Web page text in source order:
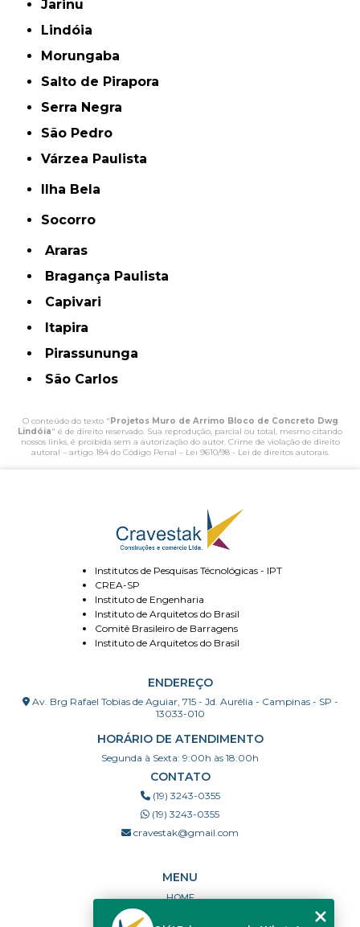
Jarinu
Lindóia
Morungaba
Salto de Pirapora
Serra Negra
São Pedro
Várzea Paulista
Ilha Bela
Socorro
Araras
Bragança Paulista
Capivari
Itapira
Pirassununga
São Carlos
O conteúdo do texto " Projetos Muro de Arrimo Bloco de Concreto Dwg
Lindóia" é de direito reservado. Sua reprodução, parcial ou total, mesmo citando
nossos links, é proibida sem a autorização do autor. Crime de violação de direito
autoral – artigo 184 do Código Penal – Lei 9610/98 - Lei de direitos autorais.
Institutos de Pesquisas Técnológicas - IPT
CREA-SP
Instituto de Engenharia
Instituto de Arquitetos do Brasil
Comitê Brasileiro de Barragens
Instituto de Arquitetos do Brasil
ENDEREÇO
Av. Brg Rafael Tobias de Aguiar, 715 - Jd. Aurélia - Campinas - SP -
13033-010
HORÁRIO DE ATENDIMENTO
Segunda à Sexta: 9:00h às 18:00h
CONTATO
(19) 3243-0355
(19) 3243-0355
cravestak@gmail.com
MENU
HOME